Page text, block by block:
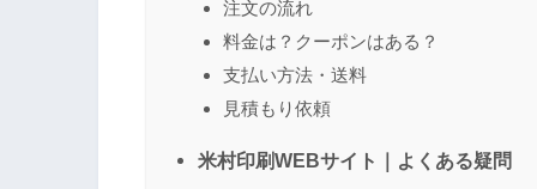
注文の流れ
料金は？クーポンはある？
支払い方法・送料
見積もり依頼
米村印刷WEBサイト｜よくある疑問